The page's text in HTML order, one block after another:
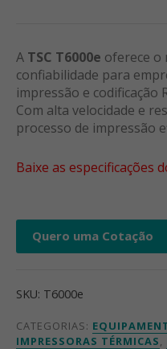
A TSC T6000e oferece o
confiabilidade para
impressão e codificação
Com alta velocidade e
processo de impressão
Baixe as especificações
Quero uma Cotação
SKU: T6000e
CATEGORIAS:
IMPRESSORAS TÉRMICAS,